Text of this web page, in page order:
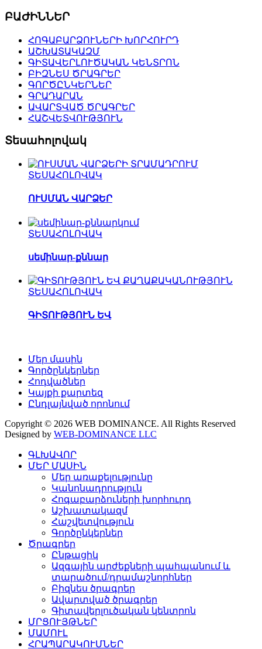
ԲԱԺԻՆՆԵՐ
ՀՈԳԱԲԱՐՁՈՒՆԵՐԻ ԽՈՐՀՈՒՐԴ
ԱՇԽԱՏԱԿԱԶՄ
ԳԻՏԱՎԵՐԼՈՒԾԱԿԱՆ ԿԵՆՏՐՈՆ
ԲԻԶՆԵՍ ԾՐԱԳՐԵՐ
ԳՈՐԾԸՆԿԵՐՆԵՐ
ԳՐԱԴԱՐԱՆ
ԱՎԱՐՏՎԱԾ ԾՐԱԳՐԵՐ
ՀԱՇՎԵՏՎՈՒԹՅՈՒՆ
Տեսահոլովակ
ՏԵՍԱՀՈԼՈՎԱԿ
ՈՒՍՄԱՆ ՎԱՐՁԵՐ
ՏԵՍԱՀՈԼՈՎԱԿ
սեմինար-քննար
ՏԵՍԱՀՈԼՈՎԱԿ
ԳԻՏՈՒԹՅՈՒՆ ԵՎ
Մեր մասին
Գործընկերներ
Հոդվածներ
Կայքի քարտեզ
Ընդլայնված որոնում
Copyright © 2026 WEB DOMINANCE. All Rights Reserved
Designed by WEB-DOMINANCE LLC
ԳԼԽԱՎՈՐ
ՄԵՐ ՄԱՍԻՆ
Մեր առաքելությունը
Կանոնադրություն
Հոգաբարձուների խորհուրդ
Աշխատակազմ
Հաշվետվություն
Գործընկերներ
Ծրագրեր
Ընթացիկ
Ազգային արժեքների պահպանում և
տարածում/դրամաշնորհներ
Բիզնես ծրագրեր
Ավարտված ծրագրեր
Գիտավերլուծական կենտրոն
ՄՐՑՈՒՅԹՆԵՐ
ՄԱՄՈՒԼ
ՀՐԱՊԱՐԱԿՈՒՄՆԵՐ